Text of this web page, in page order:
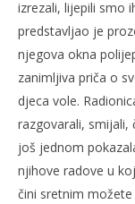
izrezali, lijepili smo
predstavljao je
njegova okna
zanimljiva priča o
djeca vole.
razgovarali, smijali,
još jednom
njihove radove u
čini sretnim možete